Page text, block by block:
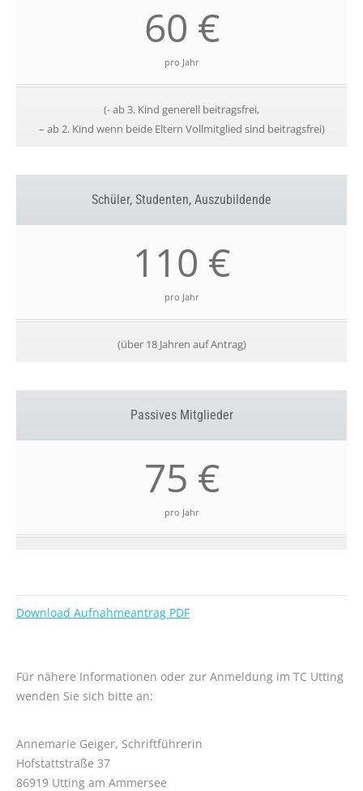
60 €
pro Jahr
(- ab 3. Kind generell beitragsfrei,
– ab 2. Kind wenn beide Eltern Vollmitglied sind beitragsfrei)
Schüler, Studenten, Auszubildende
110 €
pro Jahr
(über 18 Jahren auf Antrag)
Passives Mitglieder
75 €
pro Jahr
Download Aufnahmeantrag PDF
Für nähere Informationen oder zur Anmeldung im TC Utting
wenden Sie sich bitte an:
Annemarie Geiger, Schriftführerin
Hofstattstraße 37
86919 Utting am Ammersee